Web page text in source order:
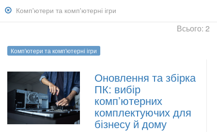
Зняти
фільтр:
комп&#039;ютерні
Комп'ютери та комп'ютерні ігри
Всього: 2
Комп'ютери та комп'ютерні ігри
Оновлення та збірка
ПК: вибір
комп’ютерних
комплектуючих для
бізнесу й дому